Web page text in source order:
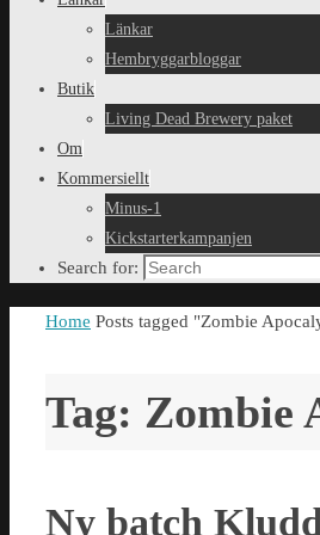
Länkar
Hembryggarbloggar
Butik
Living Dead Brewery paket
Om
Kommersiellt
Minus-1
Kickstarterkampanjen
Search for:
Home Posts tagged "Zombie
Tag: Zombie
Ny batch